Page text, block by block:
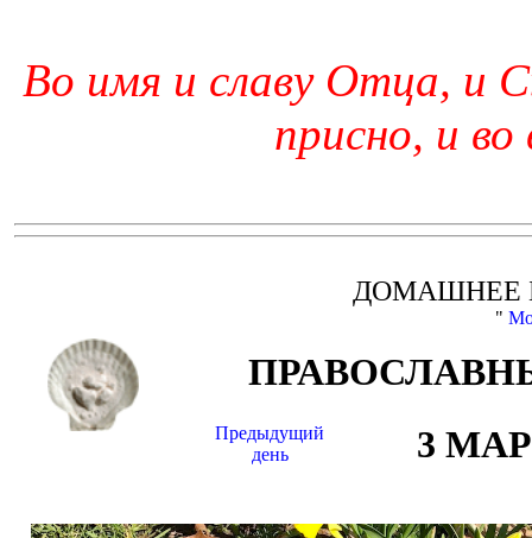
Во имя и славу Отца, и
присно, и во
ДОМАШНЕЕ
"
Предыдущий
день
3